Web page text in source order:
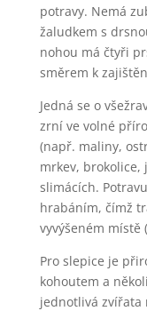
potravy. Nemá
žaludkem s
nohou má čtyři
směrem k
Jedná se o
zrní ve volné
(např. maliny,
mrkev, brokolice,
slimácích.
hrabáním, čímž
vyvýšeném místě
Pro slepice je
kohoutem a
jednotlivá zvířata